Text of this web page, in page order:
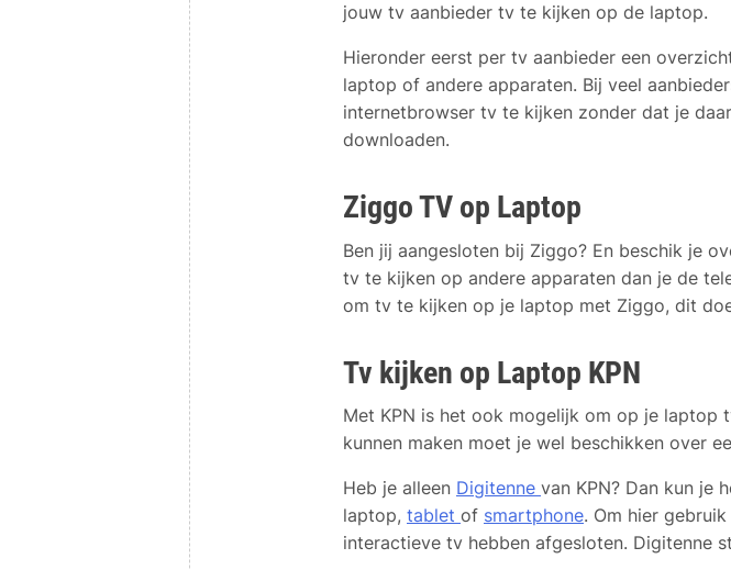
jouw tv aanbieder tv te kijken op de laptop.
Hieronder eerst per tv aanbieder een
laptop of andere apparaten. Bij veel
internetbrowser tv te kijken zonder dat je
downloaden.
Ziggo TV op Laptop
Ben jij aangesloten bij Ziggo? En beschik je
tv te kijken op andere apparaten dan je de
om tv te kijken op je laptop met Ziggo, dit
Tv kijken op Laptop KPN
Met KPN is het ook mogelijk om op je laptop
kunnen maken moet je wel beschikken over
Heb je alleen Digitenne van KPN? Dan kun je
laptop, tablet of smartphone. Om hier
interactieve tv hebben afgesloten. Digitenne